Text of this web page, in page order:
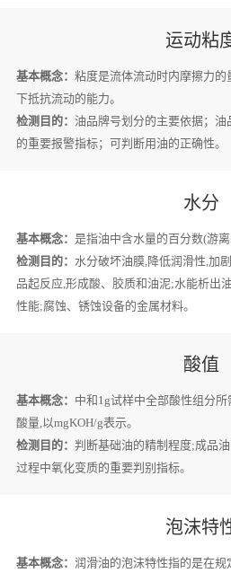
运动粘
基本概念： 粘度是流体流动时内摩擦力
下抵抗流动的能力。
检测目的： 油品牌号划分的主要依据；
的重要报警指标；可判断用油的正确性。
水分
基本概念： 是指油中含水量的百分数(游
检测目的： 水分破坏油膜,降低润滑性,加
品起反应,形成酸、胶质和油泥;水能析出
性能;腐蚀、锈蚀设备的金属材料。
酸值
基本概念： 中和1g试样中全部酸性组分
酸量,以mgKOH/g表示。
检测目的： 判断基础油的精制程度;成品
过程中氧化变质的重要判别指标。
泡沫特
基本概念： 润滑油的泡沫特性指的是在